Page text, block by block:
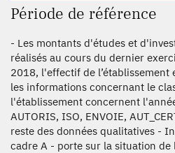
Période de référence
- Les montants d'études et
réalisés au cours du dernier
2018, l'effectif de
les informations concernant le
l'établissement concernent
AUTORIS, ISO, ENVOIE,
reste des données qualitatives -
cadre A - porte sur la situation